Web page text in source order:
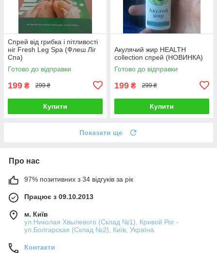
Спрей від грибка і пітливості
ніг Fresh Leg Spa (Флеш Ліг
Спа)
Готово до відправки
199 ₴ 299 ₴
Купити
Акулячий жир HEALTH
collection спрей (НОВИНКА)
Готово до відправки
199 ₴ 299 ₴
Купити
Показати ще
Про нас
97% позитивних з 34 відгуків за рік
Працює з 09.10.2013
м. Київ
ул.Николая Хвылевого (Склад №1), Кривой Рог -
ул.Болгарская (Склад №2), Київ, Україна
Контакти